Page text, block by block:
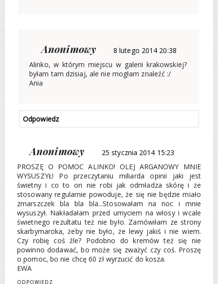
Anonimowy
8 lutego 2014 20:38
Alinko, w którym miejscu w galerii krakowskiej?
byłam tam dzisiaj, ale nie mogłam znaleźć :/
Ania
Odpowiedz
Anonimowy
25 stycznia 2014 15:23
PROSZĘ O POMOC ALINKO! OLEJ ARGANOWY MNIE
WYSUSZYŁ! Po przeczytaniu miliarda opinii jaki jest
świetny i co to on nie robi jak odmładza skórę i że
stosowany regularnie powoduje, że się nie będzie miało
zmarszczek bla bla bla...Stosowałam na noc i mnie
wysuszył. Nakładałam przed umyciem na włosy i wcale
świetnego rezultatu też nie było. Zamówiłam ze strony
skarbymaroka, żeby nie było, że lewy jakiś i nie wiem.
Czy robię coś źle? Podobno do kremów też się nie
powinno dodawać, bo może się zważyć czy coś. Proszę
o pomoc, bo nie chcę 60 zł wyrzucić do kosza.
EWA
ODPOWIEDZ